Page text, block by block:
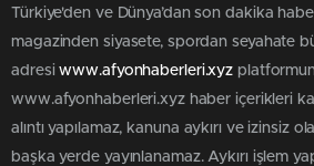
Türkiye'den ve Dünya’dan son dakika
magazinden siyasete, spordan seyahate
adresiwww.afyonhaberleri.xyz
www.afyonhaberleri.xyz haber içerikleri
alıntı yapılamaz, kanuna aykırı ve izinsiz
başka yerde yayınlanamaz. Aykırı işlem